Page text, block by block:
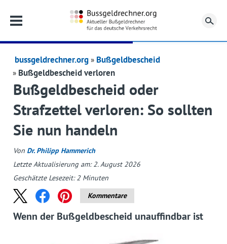
bussgeldrechner.org
Bußgeldbescheid
Bußgeldbescheid verloren
Bußgeldbescheid oder
Strafzettel verloren: So sollten
Sie nun handeln
Von Dr. Philipp Hammerich
Letzte Aktualisierung am: 2. August 2026
Geschätzte Lesezeit:2 Minuten
Kommentare
Wenn der Bußgeldbescheid unauffindbar ist